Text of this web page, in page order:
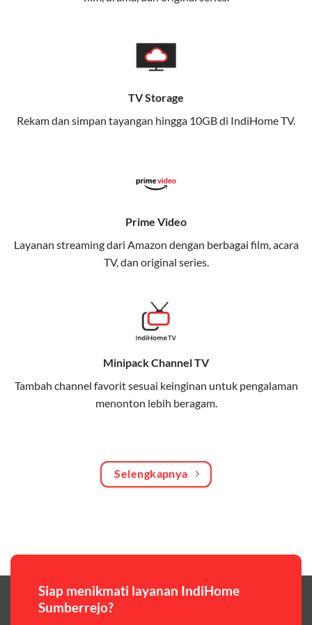
memungkinkan Anda menikmati internet cepat baik
Dengan Telkomsel One, Anda tidak terikat pada satu
teknologi jaringan tertentu, sehingga bisa menikmati
fleksibilitas dan kenyamanan maksimal.
Keunggulan Telkomsel One
streaming, gaming, dan bekerja dari rumah.
Memudahkan Anda dalam mengelola jaringan dan
meningkatkan keamanan.
Bagikan kuota internet hingga 30 GB dengan anggota
keluarga atau teman secara praktis.
One Bill System
Tagihan internet rumah dan kuota keluarga digabung
dalam satu pembayaran.
Hemat biaya dengan paket internet berkualitas tinggi
premium,berikut ulasan singkatnya:
Paket Easy
TV Storage
Rekam dan simpan tayangan hingga 10GB di IndiHome TV.
Prime Video
Layanan streaming dari Amazon dengan berbagai film, acara
TV, dan original series.
Minipack Channel TV
Tambah channel favorit sesuai keinginan untuk pengalaman
menonton lebih beragam.
Selengkapnya
Siap menikmati layanan IndiHome
Sumberrejo?